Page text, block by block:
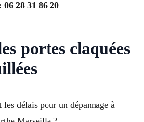
06 28 31 86 20
portes claquées
les délais pour un dépannage à